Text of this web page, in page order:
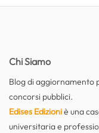
Chi Siamo
Blog di aggiornamento
concorsi pubblici.
Edises Edizioniè una
universitaria e